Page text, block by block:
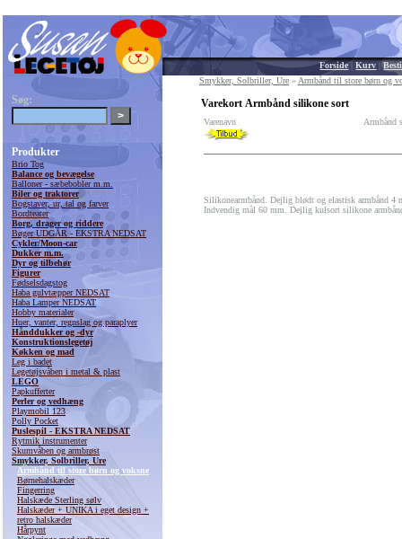
Forside|Kurv |
Søg:
Produkter
Brio Tog
Balance og bevægelse
Balloner - sæbebobler m.m.
Biler og traktorer
Bogstaver, ur, tal og farver
Bordteater
Borg, drager og riddere
Bøger UDGÅR - EKSTRA NEDSAT
Cykler/Moon-car
Dukker m.m.
Dyr og tilbehør
Figurer
Fødselsdagstog
Haba gulvtæpper NEDSAT
Haba Lamper NEDSAT
Hobby materialer
Huer, vanter, regnslag og paraplyer
Hånddukker og -dyr
Konstruktionslegetøj
Køkken og mad
Leg i badet
Legetøjsvåben i metal & plast
LEGO
Papkufferter
Perler og vedhæng
Playmobil 123
Polly Pocket
Puslespil - EKSTRA NEDSAT
Rytmik instrumenter
Skumvåben og armbrøst
Smykker, Solbriller, Ure
Armbånd til store børn og voksne
Børnehalskæder
Fingerring
Halskæde Sterling sølv
Halskæder + UNIKA i eget design +
retro halskæder
Hårpynt
Smykker, Solbriller, Ure » Armbånd til store børn og
Varekort Armbånd silikone sort
Varenavn Armbånd
Silikonearmbånd. Dejlig blødt og elastisk armbånd 4
Indvendig mål 60 mm. Dejlig kulsort silikone